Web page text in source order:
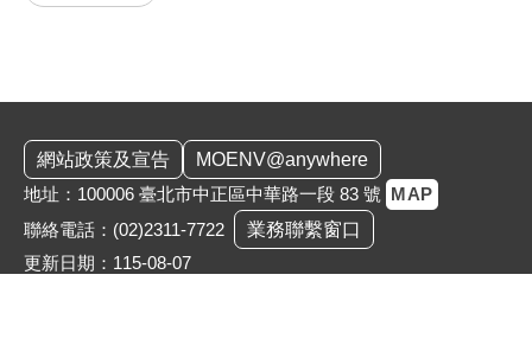
網站政策及宣告
MOENV@anywhere
地址：100006 臺北市中正區中華路一段 83 號 MAP
聯絡電話： (02)2311-7722
業務聯繫窗口
更新日期：115-08-07